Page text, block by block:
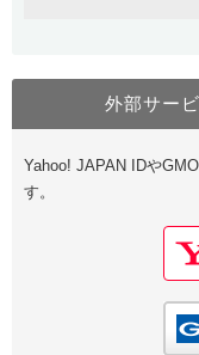
Google
GMO ID
Value
Google
GMO ID
外部サー
Yahoo! JAPAN IDや
す。